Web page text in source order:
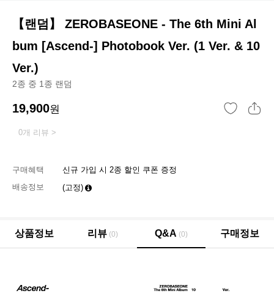
【랜덤】 ZEROBASEONE - The 6th Mini Al
bum [Ascend-] Photobook Ver. (1 Ver. & 10
Ver.)
2종 중 1종 랜덤
19,900원
0개 리뷰 >
구매혜택
신규 가입 시 2종 할인 쿠폰 증정
배송정보
(고정)
상품정보 리뷰 (0) Q&A (0) 구매정보